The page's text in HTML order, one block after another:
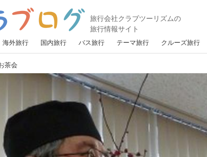
海外旅行 国内旅行 バス旅行 テーマ旅行 クルーズ旅行
茶会